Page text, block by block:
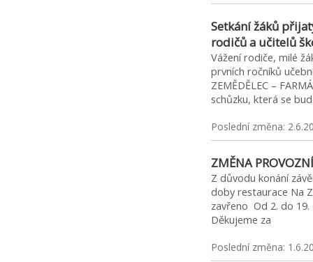
Setkání žáků
rodičů a učitelů
Vážení rodiče, milé
prvních ročníků
ZEMĚDĚLEC –
schůzku, která se
Poslední změna:
ZMĚNA
Z důvodu konání
doby restaurace Na
zavřeno Od 2. do
Děkujeme za
Poslední změna: